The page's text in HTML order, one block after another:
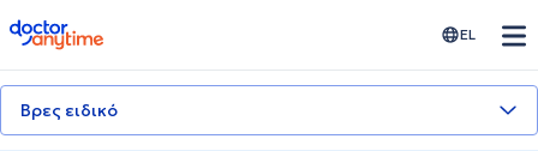
doctoranytime EL
Βρες ειδικό